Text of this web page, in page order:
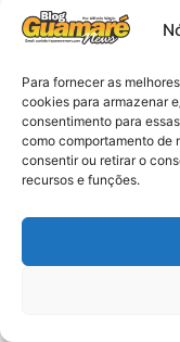
Para fornecer as
cookies para armazenar
consentimento para
como comportamento de
consentir ou retirar o
recursos e funções.
Acidente:
professora
acidente e
no Alto do